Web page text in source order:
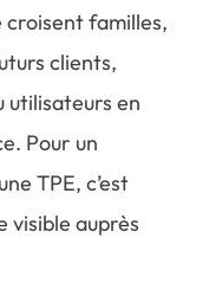
croisent familles,
clients,
en
Pour un
TPE, c’est
visible auprès